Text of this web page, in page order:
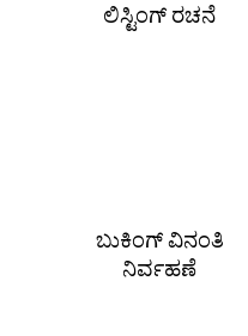
ಲಿಸ್ಟಿಂಗ್ ರಚನೆ
ಬುಕಿಂಗ್ ವಿನಂತಿ
ನಿರ್ವಹಣೆ